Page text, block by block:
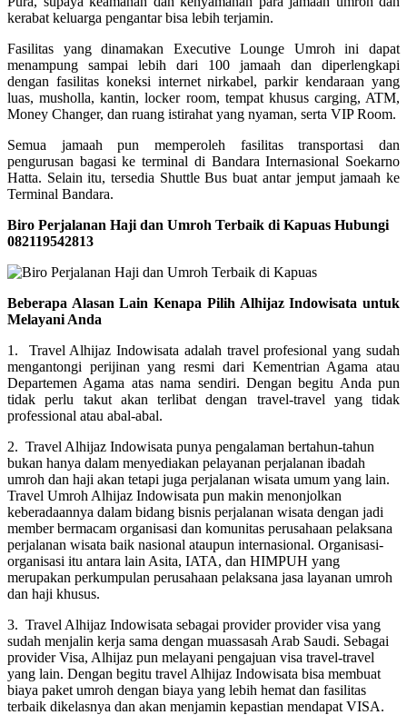
kerabat keluarga pengantar bisa lebih terjamin.
Fasilitas yang dinamakan Executive Lounge Umroh ini dapat
menampung sampai lebih dari 100 jamaah dan diperlengkapi
dengan fasilitas koneksi internet nirkabel, parkir kendaraan yang
luas, musholla, kantin, locker room, tempat khusus carging, ATM,
Money Changer, dan ruang istirahat yang nyaman, serta VIP Room.
Semua jamaah pun memperoleh fasilitas transportasi dan
pengurusan bagasi ke terminal di Bandara Internasional Soekarno
Hatta. Selain itu, tersedia Shuttle Bus buat antar jemput jamaah ke
Terminal Bandara.
Biro Perjalanan Haji dan Umroh Terbaik di Kapuas Hubungi
082119542813
Beberapa Alasan Lain Kenapa Pilih Alhijaz Indowisata untuk
Melayani Anda
1. Travel Alhijaz Indowisata adalah travel profesional yang sudah
mengantongi perijinan yang resmi dari Kementrian Agama atau
Departemen Agama atas nama sendiri. Dengan begitu Anda pun
tidak perlu takut akan terlibat dengan travel-travel yang tidak
professional atau abal-abal.
2. Travel Alhijaz Indowisata punya pengalaman bertahun-tahun
bukan hanya dalam menyediakan pelayanan perjalanan ibadah
umroh dan haji akan tetapi juga perjalanan wisata umum yang lain.
Travel Umroh Alhijaz Indowisata pun makin menonjolkan
keberadaannya dalam bidang bisnis perjalanan wisata dengan jadi
member bermacam organisasi dan komunitas perusahaan pelaksana
perjalanan wisata baik nasional ataupun internasional. Organisasi-
organisasi itu antara lain Asita, IATA, dan HIMPUH yang
merupakan perkumpulan perusahaan pelaksana jasa layanan umroh
dan haji khusus.
3. Travel Alhijaz Indowisata sebagai provider provider visa yang
sudah menjalin kerja sama dengan muassasah Arab Saudi. Sebagai
provider Visa, Alhijaz pun melayani pengajuan visa travel-travel
yang lain. Dengan begitu travel Alhijaz Indowisata bisa membuat
biaya paket umroh dengan biaya yang lebih hemat dan fasilitas
terbaik dikelasnya dan akan menjamin kepastian mendapat VISA.